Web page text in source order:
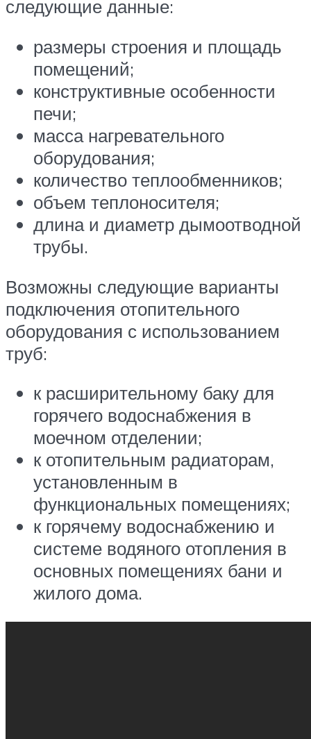
следующие данные:
размеры строения и площадь
помещений;
конструктивные особенности
печи;
масса нагревательного
оборудования;
количество теплообменников;
объем теплоносителя;
длина и диаметр дымоотводной
трубы.
Возможны следующие варианты
подключения отопительного
оборудования с использованием
труб:
к расширительному баку для
горячего водоснабжения в
моечном отделении;
к отопительным радиаторам,
установленным в
функциональных помещениях;
к горячему водоснабжению и
системе водяного отопления в
основных помещениях бани и
жилого дома.